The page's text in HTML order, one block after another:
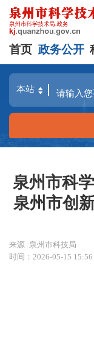
首页 政务公开
泉州市科
泉州市创
来源 :泉州市科技局
时间：2026-05-15 15:56